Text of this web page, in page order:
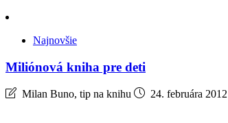
Najnovšie
Miliónová kniha pre deti
Milan Buno, tip na knihu 24. februára 2012